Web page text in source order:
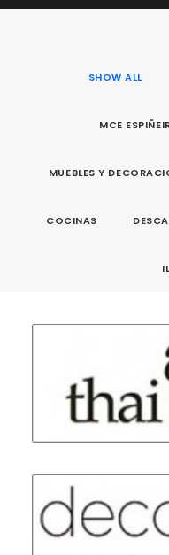
SHOW ALL
MCE
MUEBLES Y
COCINAS